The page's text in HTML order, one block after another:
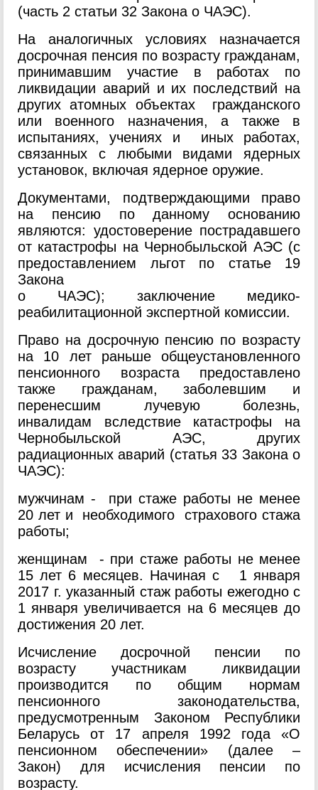
(часть 2 статьи 32 Закона о ЧАЭС).
На аналогичных условиях назначается
досрочная пенсия по возрасту гражданам,
принимавшим участие в работах по
ликвидации аварий и их последствий на
других атомных объектах гражданского
или военного назначения, а также в
испытаниях, учениях и иных работах,
связанных с любыми видами ядерных
установок, включая ядерное оружие.
Документами, подтверждающими право
на пенсию по данному основанию
являются: удостоверение пострадавшего
от катастрофы на Чернобыльской АЭС (с
предоставлением льгот по статье 19
Закона
о ЧАЭС); заключение медико-
реабилитационной экспертной комиссии.
Право на досрочную пенсию по возрасту
на 10 лет раньше общеустановленного
пенсионного возраста предоставлено
также гражданам, заболевшим и
перенесшим лучевую болезнь,
инвалидам вследствие катастрофы на
Чернобыльской АЭС, других
радиационных аварий (статья 33 Закона о
ЧАЭС):
мужчинам - при стаже работы не менее
20 лет и необходимого страхового стажа
работы;
женщинам - при стаже работы не менее
15 лет 6 месяцев. Начиная с 1 января
2017 г. указанный стаж работы ежегодно с
1 января увеличивается на 6 месяцев до
достижения 20 лет.
Исчисление досрочной пенсии по
возрасту участникам ликвидации
производится по общим нормам
пенсионного законодательства,
предусмотренным Законом Республики
Беларусь от 17 апреля 1992 года «О
пенсионном обеспечении» (далее –
Закон) для исчисления пенсии по
возрасту.